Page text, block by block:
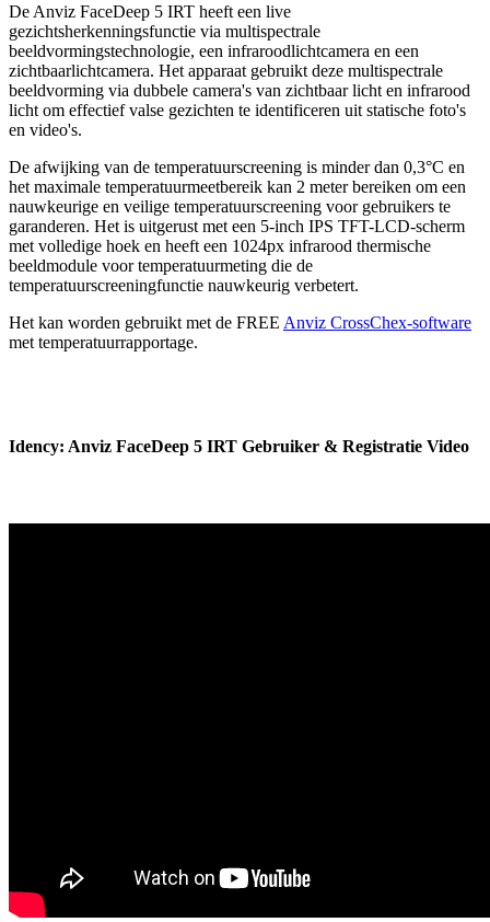
De Anviz FaceDeep 5 IRT heeft een live
gezichtsherkenningsfunctie via multispectrale
beeldvormingstechnologie, een infraroodlichtcamera en een
zichtbaarlichtcamera. Het apparaat gebruikt deze multispectrale
beeldvorming via dubbele camera's van zichtbaar licht en infrarood
licht om effectief valse gezichten te identificeren uit statische foto's
en video's.
De afwijking van de temperatuurscreening is minder dan 0,3°C en
het maximale temperatuurmeetbereik kan 2 meter bereiken om een
nauwkeurige en veilige temperatuurscreening voor gebruikers te
garanderen. Het is uitgerust met een 5-inch IPS TFT-LCD-scherm
met volledige hoek en heeft een 1024px infrarood thermische
beeldmodule voor temperatuurmeting die de
temperatuurscreeningfunctie nauwkeurig verbetert.
Het kan worden gebruikt met de FREE Anviz CrossChex-software
met temperatuurrapportage.
Idency: Anviz FaceDeep 5 IRT Gebruiker & Registratie Video